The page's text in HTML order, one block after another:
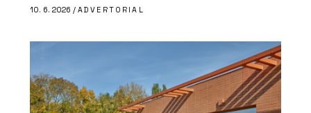
10. 6. 2026 / ADVERTORIAL